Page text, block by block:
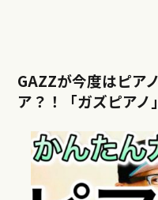
GAZZが今度はピア
ア？！「ガズピアノ」